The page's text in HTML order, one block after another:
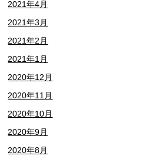
2021年4月
2021年3月
2021年2月
2021年1月
2020年12月
2020年11月
2020年10月
2020年9月
2020年8月